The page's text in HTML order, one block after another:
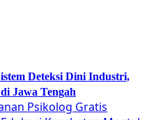
Deteksi Dini Industri,
Jawa Tengah